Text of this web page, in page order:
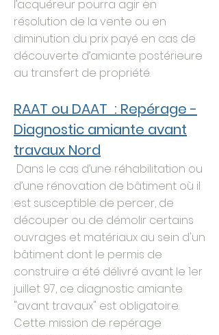
l’acquéreur pourra agir en
résolution de la vente ou en
diminution du prix payé en cas de
découverte d’amiante postérieure
au transfert de propriété.
RAAT ou DAAT : Repérage -
Diagnostic amiante avant
travaux Nord
Dans le cas d’une réhabilitation ou
d’une rénovation de bâtiment où il
est susceptible de percer, de
découper ou de démolir certains
ouvrages et matériaux au sein d'un
bâtiment dont le permis de
construire a été délivré avant le 1er
juillet 97, ce diagnostic amiante
"avant travaux" est obligatoire.
Cette mission de repérage